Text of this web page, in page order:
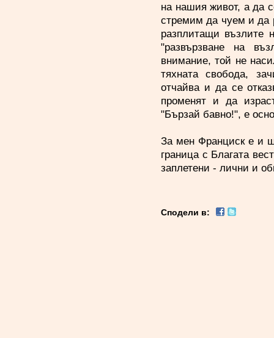
на нашия живот, а да
стремим да чуем и да
разплитащи възлите
"развързване на
внимание, той не
тяхната свобода,
отчайва и да се
променят и да
"Бързай бавно!", е
За мен Франциск е и
граница с Благата
заплетени - лични и
Сподели в: